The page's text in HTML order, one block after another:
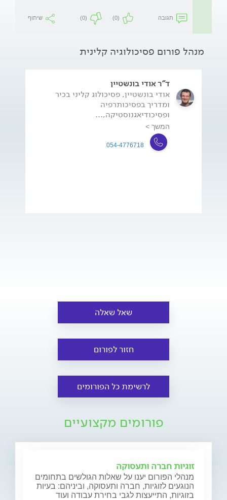
תגובה (0)
(0) שיתוף
מנהל פורום פסיכולוגיה קלינית
ד"ר אודי בונשטיין
אודי בונשטיין, פסיכולוג קליני בכיר
ומדריך בפסיכותרפיה
ופסיכודיאגנוסטיקה,...
המשך >
054-4776718
שאל שאלה
חזור לפורום
לרשימת כל הפורומים
פורומים מקצועיים
זוגיות חברה ותעסוקה
מנהלי הפורום יענו על שאלות הגולשים בתחומים
הנוגעים לזוגיות, חברה ותעסוקה, וביניהם: בעיות
בזוגיות, התייעצות לגבי בחירת עבודה ועוד